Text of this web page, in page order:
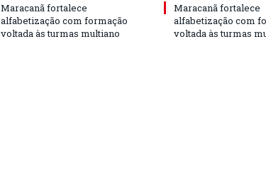
Maracanã fortalece
alfabetização com formação
voltada às turmas multiano
Maracanã fortalece
alfabetização com
voltada às turmas